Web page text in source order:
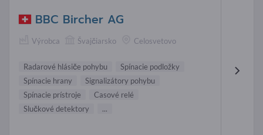
BBC Bircher AG
Výrobca Švajčiarsko Celosvetovo
Radarové hlásiče pohybu
Spínacie podložky
Spínacie hrany
Signalizátory pohybu
Spínacie prístroje
Casové relé
Slučkové detektory
...